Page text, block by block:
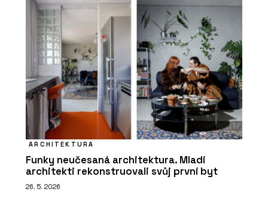
ARCHITEKTURA
Funky neučesaná architektura. Mladí
architekti rekonstruovali svůj první byt
26. 5. 2026